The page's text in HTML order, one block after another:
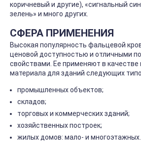
коричневый и другие), «сигнальный
зелень» и много других.
СФЕРА ПРИМЕНЕНИЯ
Высокая популярность фальцевой
ценовой доступностью и отличными
свойствами. Ее применяют в качестве
материала для зданий следующих
промышленных объектов;
складов;
торговых и коммерческих зданий;
хозяйственных построек;
жилых домов: мало- и многоэтажных.